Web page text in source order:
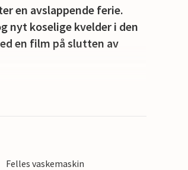
en avslappende ferie.
nyt koselige kvelder i den
en film på slutten av
den friske sjøluften. Om
du kan sette
Felles vaskemaskin